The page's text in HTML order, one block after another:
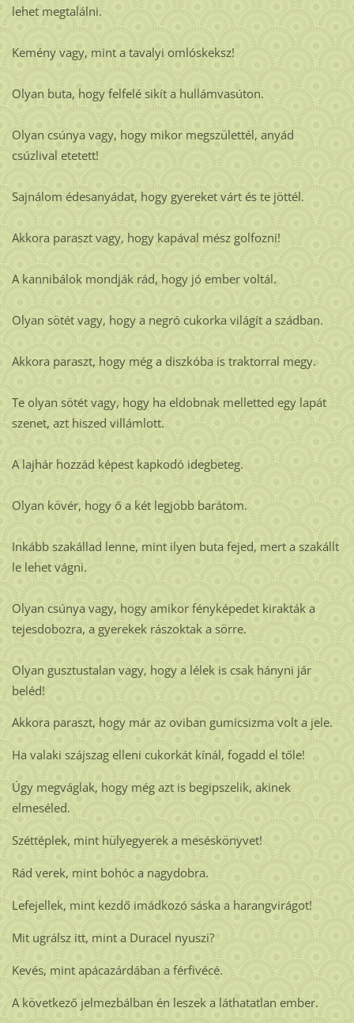
lehet megtalálni.
Kemény vagy, mint a tavalyi omlóskeksz!
Olyan buta, hogy felfelé sikít a hullámvasúton.
Olyan csúnya vagy, hogy mikor megszülettél, anyád
csúzlival etetett!
Sajnálom édesanyádat, hogy gyereket várt és te jöttél.
Akkora paraszt vagy, hogy kapával mész golfozni!
A kannibálok mondják rád, hogy jó ember voltál.
Olyan sötét vagy, hogy a negró cukorka világít a szádban.
Akkora paraszt, hogy még a diszkóba is traktorral megy.
Te olyan sötét vagy, hogy ha eldobnak melletted egy lapát
szenet, azt hiszed villámlott.
A lajhár hozzád képest kapkodó idegbeteg.
Olyan kövér, hogy ő a két legjobb barátom.
Inkább szakállad lenne, mint ilyen buta fejed, mert a szakállt
le lehet vágni.
Olyan csúnya vagy, hogy amikor fényképedet kirakták a
tejesdobozra, a gyerekek rászoktak a sörre.
Olyan gusztustalan vagy, hogy a lélek is csak hányni jár
beléd!
Akkora paraszt, hogy már az oviban gumicsizma volt a jele.
Ha valaki szájszag elleni cukorkát kínál, fogadd el tőle!
Úgy megváglak, hogy még azt is begipszelik, akinek
elmeséled.
Széttéplek, mint hülyegyerek a meséskönyvet!
Rád verek, mint bohóc a nagydobra.
Lefejellek, mint kezdő imádkozó sáska a harangvirágot!
Mit ugrálsz itt, mint a Duracel nyuszi?
Kevés, mint apácazárdában a férfivécé.
A következő jelmezbálban én leszek a láthatatlan ember.